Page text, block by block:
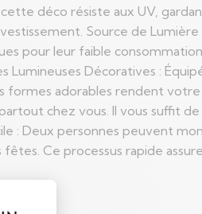
déco résiste aux UV,
Source de Lumière
pour leur faible
Lumineuses Décoratives :
adorables rendent votre
chez vous. Il vous suffit
: Deux personnes peuvent
Ce processus rapide